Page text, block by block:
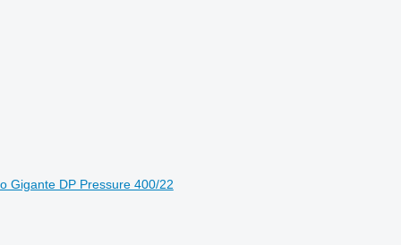
Gigante DP Pressure 400/22